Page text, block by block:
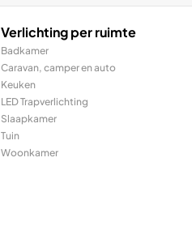
Verlichting per ruimte
Badkamer
Caravan, camper en auto
Keuken
LED Trapverlichting
Slaapkamer
Tuin
Woonkamer